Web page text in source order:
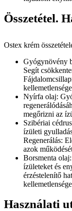
Összetétel.
Ostex krém
Gyógynövény
Segít
Nyírfa olaj:
megőrizni az
Szibériai
ízületi
Regenerálás:
azok
Borsmenta
ízületeket és
érzéstelenítő
Használati